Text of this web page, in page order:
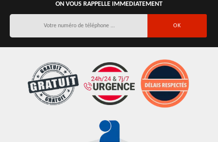
ON VOUS RAPPELLE IMMEDIATEMENT